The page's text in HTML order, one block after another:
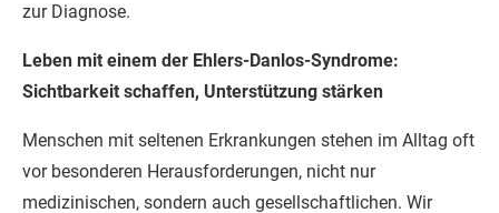
zur Diagnose.
Leben mit einem der Ehlers-Danlos-Syndrome:
Sichtbarkeit schaffen, Unterstützung stärken
Menschen mit seltenen Erkrankungen stehen im Alltag oft
vor besonderen Herausforderungen, nicht nur
medizinischen, sondern auch gesellschaftlichen. Wir